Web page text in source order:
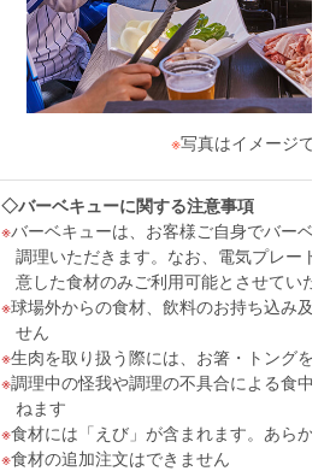
※写真はイメージで
◇バーベキューに関する注意事項
バーベキューは、お客様ご自身でバーベ
調理いただきます。なお、電気プレート
意した食材のみご利用可能とさせていた
球場外からの食材、飲料のお持ち込み及
せん
生肉を取り扱う際には、お箸・トングを
調理中の怪我や調理の不具合による食中
ねます
食材には「えび」が含まれます。あらか
食材の追加注文はできません